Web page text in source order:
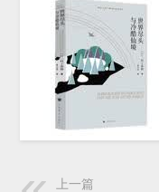
上一篇